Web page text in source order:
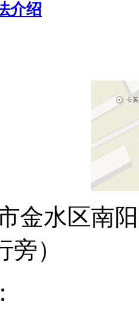
介绍
金水区南
）